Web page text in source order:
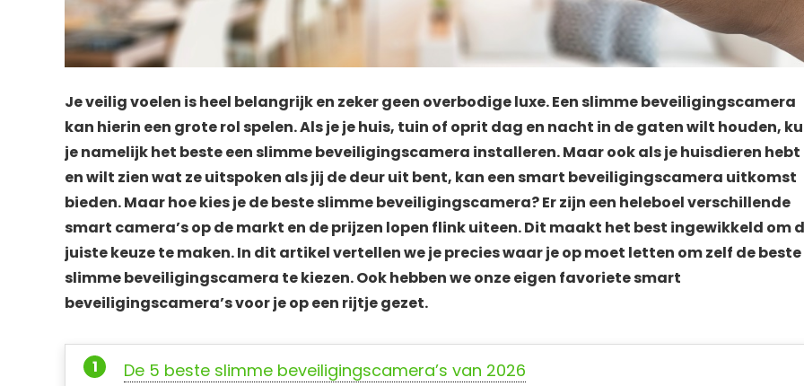
Je veilig voelen is heel belangrijk en zeker geen overbodige luxe. Een slimme beveiligingscamera
kan hierin een grote rol spelen. Als je je huis, tuin of oprit dag en nacht in de gaten wilt houden,
je namelijk het beste een slimme beveiligingscamera installeren. Maar ook als je huisdieren hebt
en wilt zien wat ze uitspoken als jij de deur uit bent, kan een smart beveiligingscamera uitkomst
bieden. Maar hoe kies je de beste slimme beveiligingscamera? Er zijn een heleboel verschillende
smart camera’s op de markt en de prijzen lopen flink uiteen. Dit maakt het best ingewikkeld om
juiste keuze te maken. In dit artikel vertellen we je precies waar je op moet letten om zelf de beste
slimme beveiligingscamera te kiezen. Ook hebben we onze eigen favoriete smart
beveiligingscamera’s voor je op een rijtje gezet.
De 5 beste slimme beveiligingscamera’s van 2026